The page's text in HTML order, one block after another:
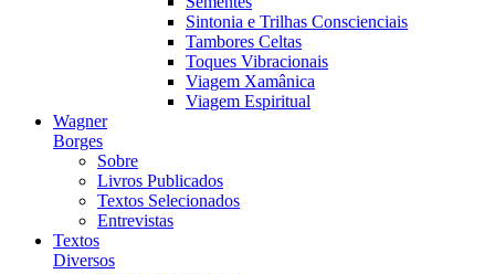
Sintonia e Trilhas Conscienciais
Tambores Celtas
Toques Vibracionais
Viagem Xamânica
Viagem Espiritual
Wagner
Borges
Sobre
Livros Publicados
Textos Selecionados
Entrevistas
Textos
Diversos